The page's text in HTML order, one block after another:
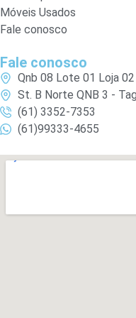
Móveis Usados
Fale conosco
Fale conosco
Qnb 08 Lote 01 Loja
St. B Norte QNB 3 -
(61) 3352-7353
(61)99333-4655